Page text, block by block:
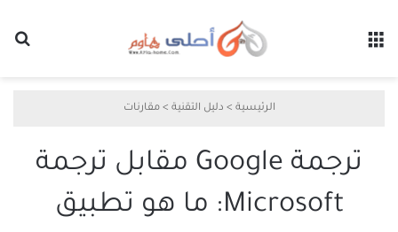
الرئيسية > دليل التقنية > مقارنات
ترجمة Google مقابل ترجمة
Microsoft: ما هو تطبيق